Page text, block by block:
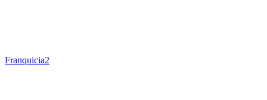
Franquicia2